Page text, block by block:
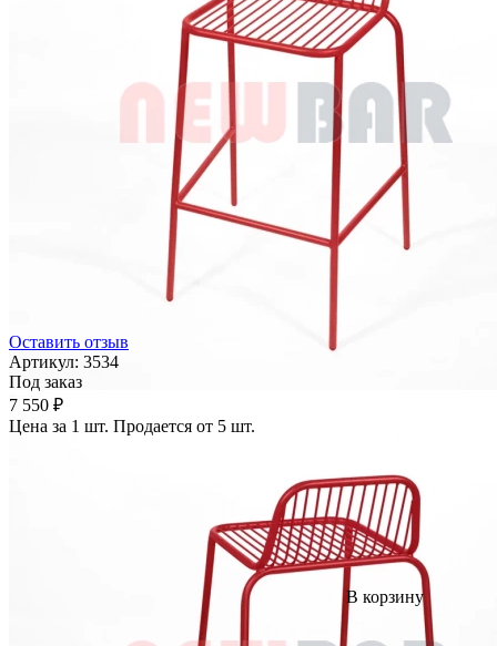
Оставить отзыв
Артикул: 3534
Под заказ
7 550 ₽
Цена за 1 шт. Продается от 5 шт.
В корзину